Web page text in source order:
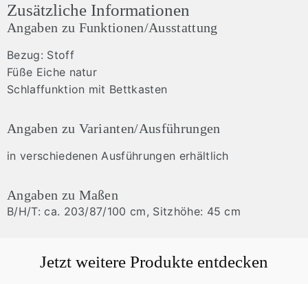
Zusätzliche Informationen
Angaben zu Funktionen/Ausstattung
Bezug: Stoff
Füße Eiche natur
Schlaffunktion mit Bettkasten
Angaben zu Varianten/Ausführungen
in verschiedenen Ausführungen erhältlich
Angaben zu Maßen
B/H/T: ca. 203/87/100 cm, Sitzhöhe: 45 cm
Jetzt weitere Produkte entdecken